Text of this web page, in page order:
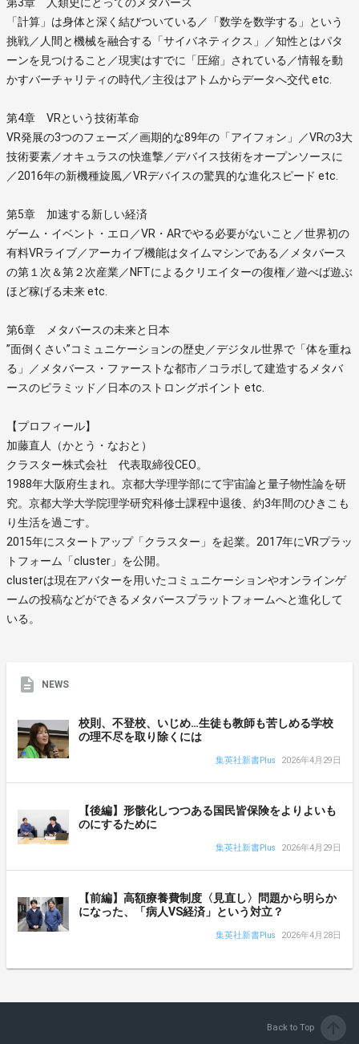
「計算」は身体と深く結びついている／「数学を数学する」という
挑戦／人間と機械を融合する「サイバネティクス」／知性とはパタ
ーンを見つけること／現実はすでに「圧縮」されている／情報を動
かすバーチャリティの時代／主役はアトムからデータへ交代 etc.
第4章 VRという技術革命
VR発展の3つのフェーズ／画期的な89年の「アイフォン」／VRの3大
技術要素／オキュラスの快進撃／デバイス技術をオープンソースに
／2016年の新機種旋風／VRデバイスの驚異的な進化スピード etc.
第5章 加速する新しい経済
ゲーム・イベント・エロ／VR・ARでやる必要がないこと／世界初の
有料VRライブ／アーカイブ機能はタイムマシンである／メタバース
の第１次＆第２次産業／NFTによるクリエイターの復権／遊べば遊ぶ
ほど稼げる未来 etc.
第6章 メタバースの未来と日本
”面倒くさい”コミュニケーションの歴史／デジタル世界で「体を重ね
る」／メタバース・ファーストな都市／コラボして建造するメタバ
ースのピラミッド／日本のストロングポイント etc.
【プロフィール】
加藤直人（かとう・なおと）
クラスター株式会社 代表取締役CEO。
1988年大阪府生まれ。京都大学理学部にて宇宙論と量子物性論を研
究。京都大学大学院理学研究科修士課程中退後、約3年間のひきこも
り生活を過ごす。
2015年にスタートアップ「クラスター」を起業。2017年にVRプラッ
トフォーム「cluster」を公開。
clusterは現在アバターを用いたコミュニケーションやオンラインゲ
ームの投稿などができるメタバースプラットフォームへと進化して
いる。
NEWS
校則、不登校、いじめ…生徒も教師も苦しめる学校
の理不尽を取り除くには
集英社新書Plus 2026年4月29日
【後編】形骸化しつつある国民皆保険をよりよいも
のにするために
集英社新書Plus 2026年4月29日
【前編】高額療養費制度〈見直し〉問題から明らか
になった、「病人VS経済」という対立？
集英社新書Plus 2026年4月28日
Back to Top